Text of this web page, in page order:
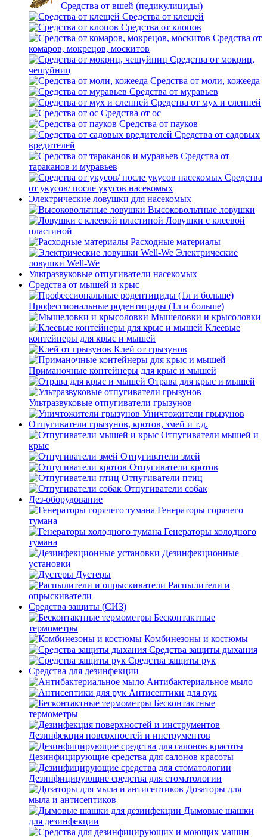
Средства от вшей (педикулициды)
Средства от клещей
Средства от клопов
Средства от
комаров, мокрецов, москитов
Средства от мокриц,
чешуйниц
Средства от моли, кожееда
Средства от муравьев
Средства от мух и слепней
Средства от ос
Средства от пауков
Средства от садовых
вредителей
Средства от
тараканов и муравьев
Средства
от укусов/ после укусов насекомых
Электрические ловушки для насекомых
Высоковольтные ловушки
Ловушки с клеевой
пластиной
Расходные материалы
Электрические
ловушки Well-We
Ультразвуковые отпугиватели насекомых
Средства от мышей и крыс
Профессиональные родентициды (1л и больше)
Мышеловки и крысоловки
Клеевые
контейнеры для крыс и мышей
Клей от грызунов
Приманочные контейнеры для крыс и мышей
Отрава для крыс и мышей
Ультразвуковые отпугиватели грызунов
Уничтожители грызунов
Отпугиватели грызунов, кротов, змей и т.д.
Отпугиватели мышей и
крыс
Отпугиватели змей
Отпугиватели кротов
Отпугиватели птиц
Отпугиватели собак
Дез-оборудование
Генераторы горячего
тумана
Генераторы холодного
тумана
Дезинфекционные
установки
Дустеры
Распылители и
опрыскиватели
Средства защиты (СИЗ)
Бесконтактные
термометры
Комбинезоны и костюмы
Средства защиты дыхания
Средства защиты рук
Средства для дезинфекции
Антибактериальное мыло
Антисептики для рук
Бесконтактные
термометры
Дезинфекция поверхностей и инструментов
Дезинфицирующие средства для салонов красоты
Дезинфицирующие средства для стоматологии
Дозаторы для
мыла и антисептиков
Дымовые шашки
для дезинфекции